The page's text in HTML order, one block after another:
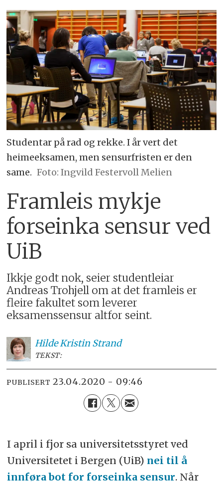
Studentar på rad og rekke. I år vert det
heimeeksamen, men sensurfristen er den
same. Foto: Ingvild Festervoll Melien
Framleis mykje
forseinka sensur ved
UiB
Ikkje godt nok, seier studentleiar
Andreas Trohjell om at det framleis er
fleire fakultet som leverer
eksamenssensur altfor seint.
Hilde Kristin Strand
TEKST:
PUBLISERT 23.04.2020 - 09:46
I april i fjor sa universitetsstyret ved
Universitetet i Bergen (UiB) nei til å
innføra bot for forseinka sensur. Når